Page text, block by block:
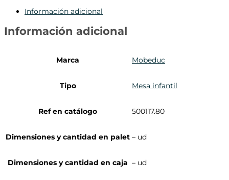
Información adicional
Información adicional
Marca Mobeduc
Tipo Mesa infantil
Ref en catálogo 500117.80
Dimensiones y cantidad en palet – ud
Dimensiones y cantidad en caja – ud